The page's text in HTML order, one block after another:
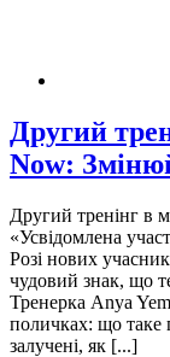
Другий
Now:
Другий тренінг в
«Усвідомлена
Розі нових
чудовий знак, що
Тренерка Anya
поличках: що таке
залучені, як [...]